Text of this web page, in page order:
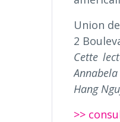
Union
2
Cette
Hang
>>